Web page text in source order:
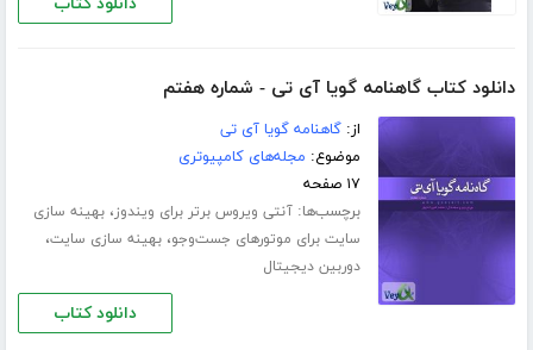
دانلود کتاب
دانلود کتاب گاهنامه گویا آی تی - شماره هفتم
از:گاهنامه گویا آی تی
موضوع: مجله‌های کامپیوتری
۱۷ صفحه
برچسب‌ها:آنتی ویروس برتر برای ویندوز،بهینه سازی
سایت برای موتورهای جست‌وجو،بهینه سازی سایت،
دوربین دیجیتال
دانلود کتاب